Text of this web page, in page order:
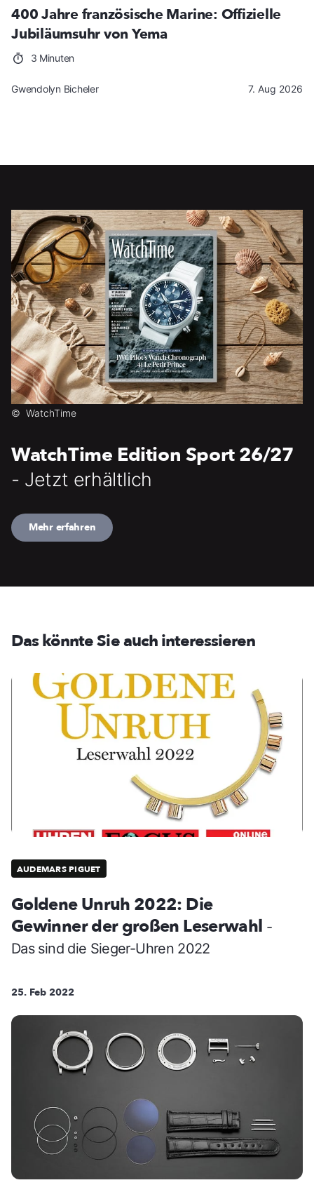
400 Jahre französische Marine: Offizielle
Jubiläumsuhr von Yema
3 Minuten
Gwendolyn Bicheler 7. Aug 2026
© WatchTime
WatchTime Edition Sport 26/27
- Jetzt erhältlich
Mehr erfahren
Das könnte Sie auch interessieren
AUDEMARS PIGUET
Goldene Unruh 2022: Die
Gewinner der großen Leserwahl -
Das sind die Sieger-Uhren 2022
25. Feb 2022